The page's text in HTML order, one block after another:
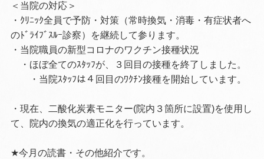
＜当院の対応＞
・ｸﾘﾆｯｸ全員で予防・対策（常時換気・消毒・有症状者へ
のﾄﾞﾗｲﾌﾞｽﾙｰ診察）を継続して参ります。
・当院職員の新型コロナのワクチン接種状況
・ほぼ全てのｽﾀｯﾌが、３回目の接種を終了しました。
・当院ｽﾀｯﾌは４回目のﾜｸﾁﾝ接種を開始しています。
・現在、二酸化炭素モニター(院内３箇所に設置)を使用し
て、院内の換気の適正化を行っています。
★今月の読書・その他紹介です。